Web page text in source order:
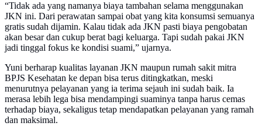
“Tidak ada yang namanya biaya tambahan selama menggunakan
JKN ini. Dari perawatan sampai obat yang kita konsumsi semuanya
gratis sudah dijamin. Kalau tidak ada JKN pasti biaya pengobatan
akan besar dan cukup berat bagi keluarga. Tapi sudah pakai JKN
jadi tinggal fokus ke kondisi suami,” ujarnya.
Yuni berharap kualitas layanan JKN maupun rumah sakit mitra
BPJS Kesehatan ke depan bisa terus ditingkatkan, meski
menurutnya pelayanan yang ia terima sejauh ini sudah baik. Ia
merasa lebih lega bisa mendampingi suaminya tanpa harus cemas
terhadap biaya, sekaligus tetap mendapatkan pelayanan yang ramah
dan maksimal.